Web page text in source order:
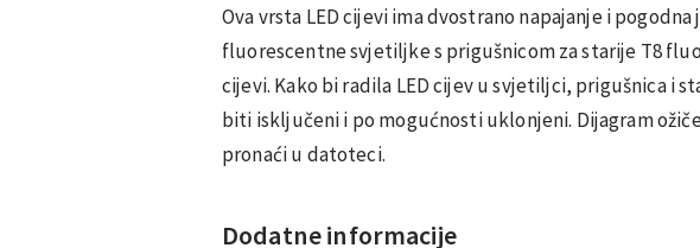
Ova vrsta LED cijevi ima dvostrano napajanje i
fluorescentne svjetiljke s prigušnicom za starije T8
cijevi. Kako bi radila LED cijev u svjetiljci, prigušnica i
biti isključeni i po mogućnosti uklonjeni. Dijagram
pronaći u datoteci.
Dodatne informacije